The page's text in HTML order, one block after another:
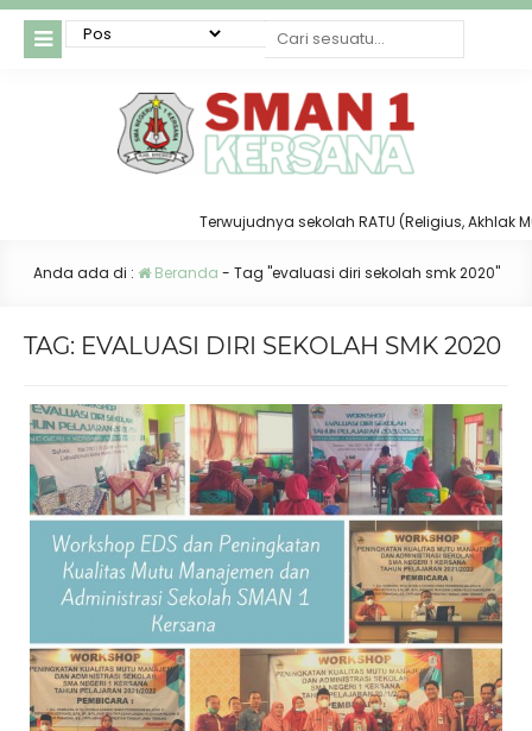
Terwujudnya sekolah RATU (Religius, Akhlak
Anda ada di : Beranda - Tag "evaluasi diri sekolah smk 2020"
TAG: EVALUASI DIRI SEKOLAH SMK 2020